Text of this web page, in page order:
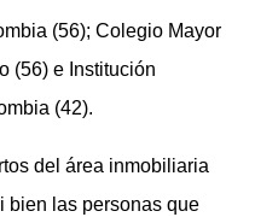
(56); Colegio Mayor
(56) e Institución
(42).
del área inmobiliaria
bien las personas que